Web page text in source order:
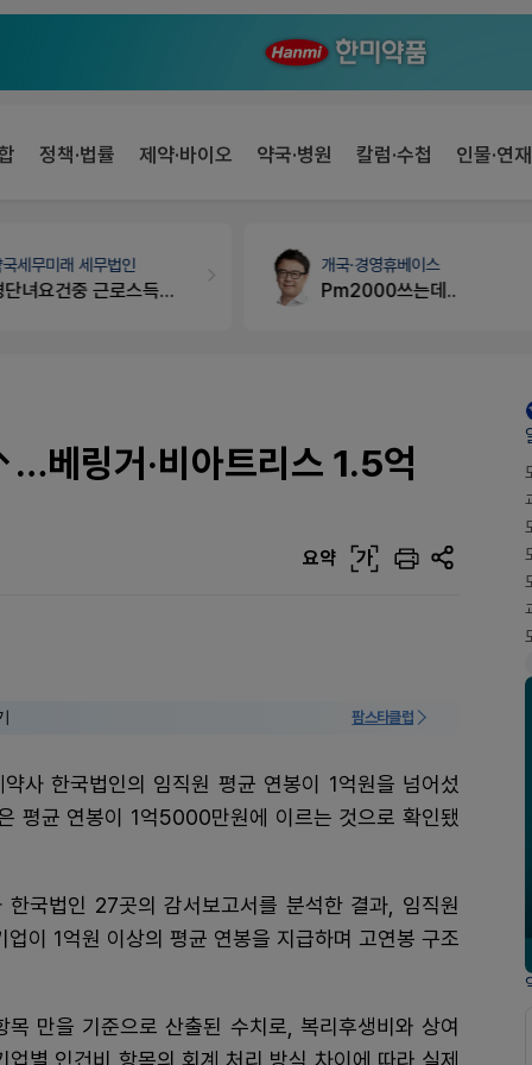
정책·법률 제약·바이오 약국·병원 칼럼·수첩 인물·연재
세무미래 세무법인
경단녀요건중 근로스득원천징수액
개국·경영휴베이스
Pm2000쓰는데..
베링거·비아트리스 1.5억
요약 가
팜스타클럽
사 한국법인의 임직원 평균 연봉이 1억원을 넘어섰
평균 연봉이 1억5000만원에 이르는 것으로 확인됐
국법인 27곳의 감서보고서를 분석한 결과, 임직원
이 1억원 이상의 평균 연봉을 지급하며 고연봉 구조
만을 기준으로 산출된 수치로, 복리후생비와 상여
업별 인건비 항목의 회계 처리 방식 차이에 따라 실제